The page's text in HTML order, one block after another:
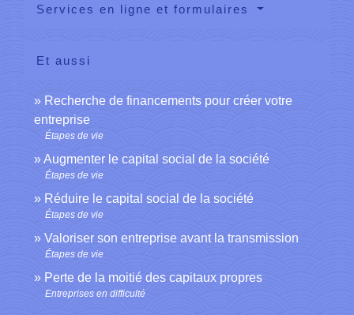
Services en ligne et formulaires
Et aussi
Recherche de financements pour créer votre
entreprise
Étapes de vie
Augmenter le capital social de la société
Étapes de vie
Réduire le capital social de la société
Étapes de vie
Valoriser son entreprise avant la transmission
Étapes de vie
Perte de la moitié des capitaux propres
Entreprises en difficulté